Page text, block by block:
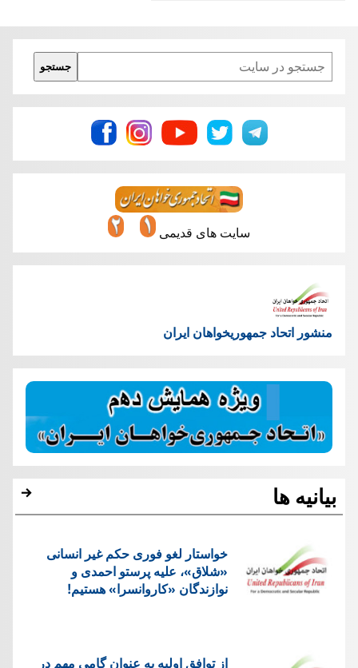
Search
جستجو
سایت های قدیمی
منشور اتحاد جمهوریخواهان ایران
بیانیه ها
خواستار لغو فوری حکم غیر انسانی
«شلاق»، علیه پرستو احمدی و
نوازندگان «کاروانسرا» هستیم!
از توافق اولیه به عنوان گامی مهم در